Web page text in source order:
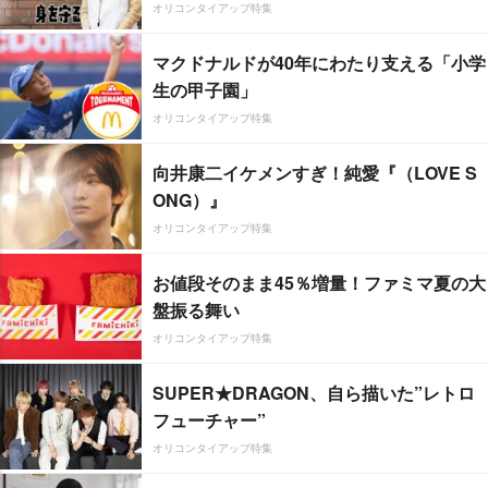
オリコンタイアップ特集
マクドナルドが40年にわたり支える「小学
生の甲子園」
オリコンタイアップ特集
向井康二イケメンすぎ！純愛『（LOVE S
ONG）』
オリコンタイアップ特集
お値段そのまま45％増量！ファミマ夏の大
盤振る舞い
オリコンタイアップ特集
SUPER★DRAGON、自ら描いた”レトロ
フューチャー”
オリコンタイアップ特集